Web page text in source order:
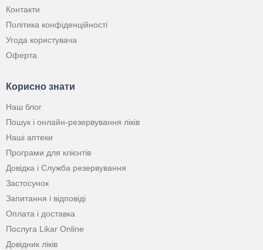
Контакти
Політика конфіденційності
Угода користувача
Оферта
Корисно знати
Наш блог
Пошук і онлайн-резервування ліків
Наші аптеки
Програми для клієнтів
Довідка і Служба резервування
Застосунок
Запитання і відповіді
Оплата і доставка
Послуга Likar Online
Довідник ліків